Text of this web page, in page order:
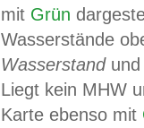
mit Grün
Wasserstände
Wasserstandund
Liegt kein MHW
Karte ebenso mit